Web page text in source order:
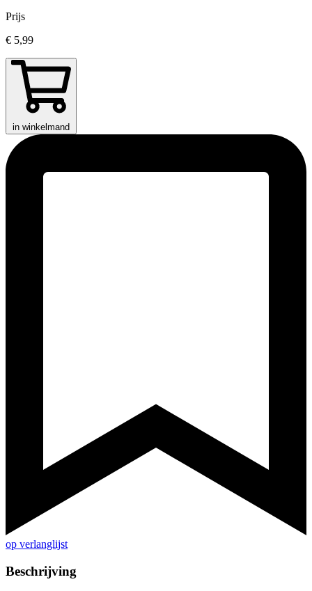
Prijs
€ 5,99
in winkelmand
op verlanglijst
Beschrijving